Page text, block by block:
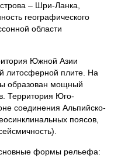
– Шри-Ланка,
географического
области
Южной Азии
литосферной плите. На
образован мощный
Территория Юго-
соединения Альпийско-
поясов,
формы рельефа: